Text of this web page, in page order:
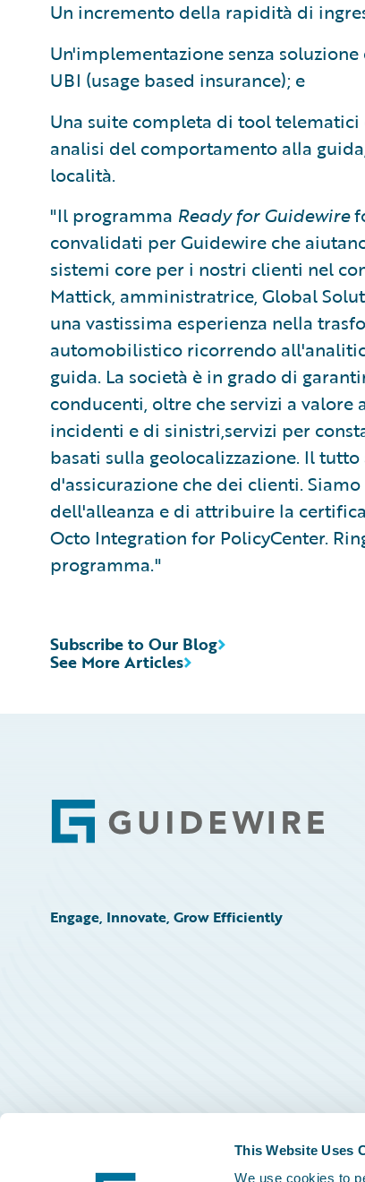
This Website Uses
We use cookies to
Un incremento della rapidità di
Un'implementazione senza
UBI (usage based insurance); e
Una suite completa di tool
analisi del comportamento alla
località.
"Il programma Ready for Guidewire
convalidati per Guidewire che
sistemi core per i nostri clienti nel
Mattick, amministratrice, Global
una vastissima esperienza nella
automobilistico ricorrendo
guida. La società è in grado di
conducenti, oltre che servizi a
incidenti e di sinistri,servizi per
basati sulla geolocalizzazione. Il
d'assicurazione che dei clienti.
dell'alleanza e di attribuire la
Octo Integration for PolicyCenter.
programma."
See More Articles
Subscribe to Our Blog
Footer
Engage, Innovate, Grow Efficiently